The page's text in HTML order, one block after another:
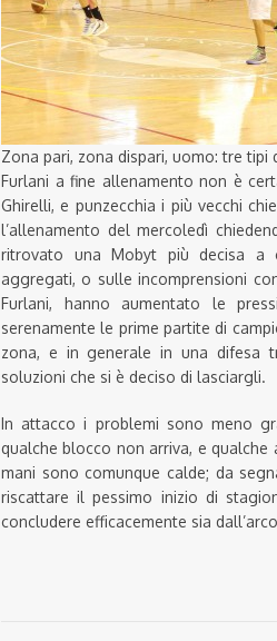
Zona pari, zona dispari, uomo: tre
Furlani a fine allenamento non è
Ghirelli, e punzecchia i più vecchi
l’allenamento del mercoledì
ritrovato una Mobyt più decisa a
aggregati, o sulle incomprensioni
Furlani, hanno aumentato le
serenamente le prime partite di
zona, e in generale in una difesa
soluzioni che si è deciso di lasciargli.
In attacco i problemi sono meno
qualche blocco non arriva, e
mani sono comunque calde; da
riscattare il pessimo inizio di
concludere efficacemente sia